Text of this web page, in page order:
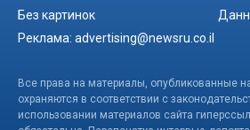
Без картинок
Реклама: advertising@newsru.co.il
Все права на материалы, опубликованные
охраняются в соответствии с
использовании материалов сайта